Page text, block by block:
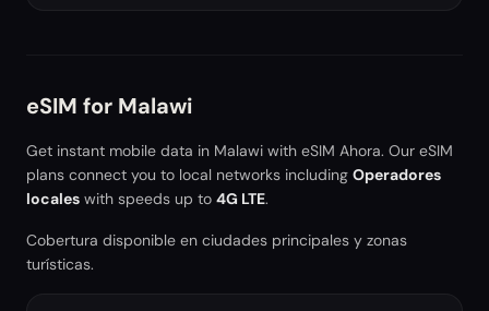
eSIM for Malawi
Get instant mobile data in Malawi with eSIM Ahora. Our eSIM
plans connect you to local networks including Operadores
locales with speeds up to 4G LTE.
Cobertura disponible en ciudades principales y zonas
turísticas.